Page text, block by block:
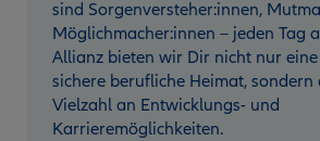
sind Sorgenversteher:innen,
Möglichmacher:innen – jeden Tag
Allianz bieten wir Dir nicht nur
sichere berufliche Heimat, sondern
Vielzahl an Entwicklungs- und
Karrieremöglichkeiten.